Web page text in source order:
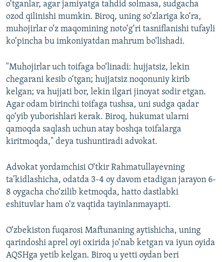
o‘tganlar, agar jamiyatga tahdid solmasa, sudgacha
ozod qilinishi mumkin. Biroq, uning so‘zlariga ko‘ra,
muhojirlar o‘z maqomining noto‘g‘ri tasniflanishi tufayli
ko‘pincha bu imkoniyatdan mahrum bo‘lishadi.
"Muhojirlar uch toifaga bo‘linadi: hujjatsiz, lekin
chegarani kesib o‘tgan; hujjatsiz noqonuniy kirib
kelgan; va hujjati bor, lekin ilgari jinoyat sodir etgan.
Agar odam birinchi toifaga tushsa, uni sudga qadar
qo‘yib yuborishlari kerak. Biroq, hukumat ularni
qamoqda saqlash uchun atay boshqa toifalarga
kiritmoqda," deya tushuntiradi advokat.
Advokat yordamchisi O‘tkir Rahmatullayevning
ta’kidlashicha, odatda 3-4 oy davom etadigan jarayon 6-
8 oygacha cho‘zilib ketmoqda, hatto dastlabki
eshituvlar ham o‘z vaqtida tayinlanmayapti.
O‘zbekiston fuqarosi Maftunaning aytishicha, uning
qarindoshi aprel oyi oxirida jo‘nab ketgan va iyun oyida
AQSHga yetib kelgan. Biroq u yetti oydan beri